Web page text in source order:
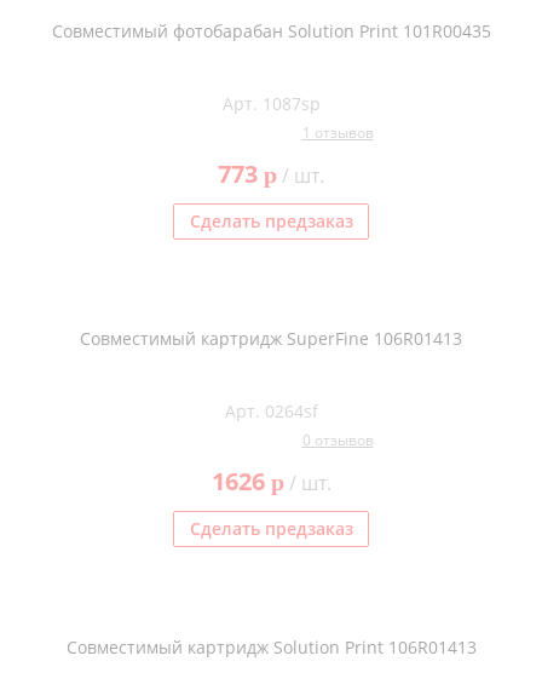
Совместимый фотобарабан Solution Print 101R00435
Арт. 1087sp
1 отзывов
773 p/ шт.
Сделать предзаказ
Совместимый картридж SuperFine 106R01413
Арт. 0264sf
0 отзывов
1626 p/ шт.
Сделать предзаказ
Совместимый картридж Solution Print 106R01413